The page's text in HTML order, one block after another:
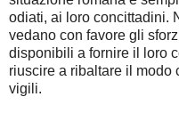
odiati, ai loro concittadini.
vedano con favore gli
disponibili a fornire il loro
riuscire a ribaltare il modo
vigili.